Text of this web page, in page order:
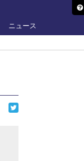
ニュース